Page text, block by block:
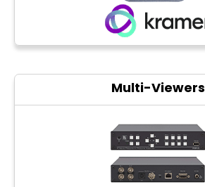
Multi-Viewers